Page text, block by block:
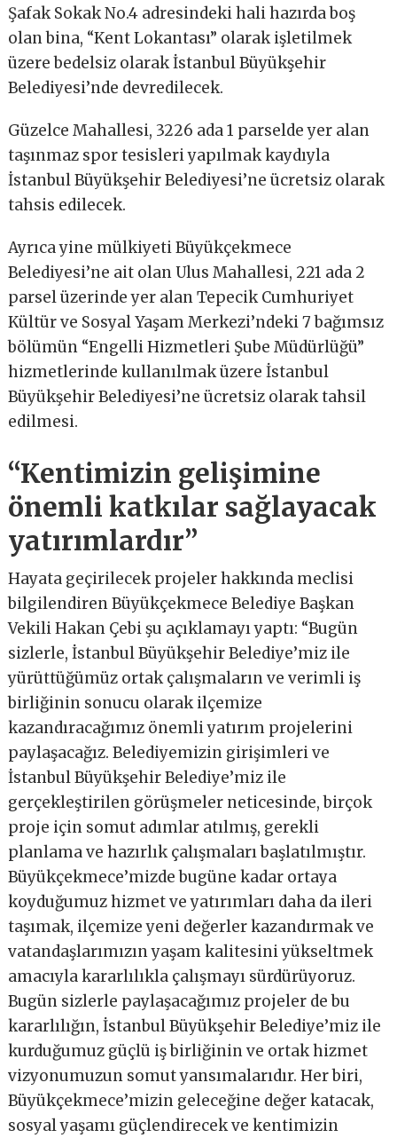
Şafak Sokak No.4 adresindeki hali hazırda boş
olan bina, “Kent Lokantası” olarak işletilmek
üzere bedelsiz olarak İstanbul Büyükşehir
Belediyesi’nde devredilecek.
Güzelce Mahallesi, 3226 ada 1 parselde yer alan
taşınmaz spor tesisleri yapılmak kaydıyla
İstanbul Büyükşehir Belediyesi’ne ücretsiz olarak
tahsis edilecek.
Ayrıca yine mülkiyeti Büyükçekmece
Belediyesi’ne ait olan Ulus Mahallesi, 221 ada 2
parsel üzerinde yer alan Tepecik Cumhuriyet
Kültür ve Sosyal Yaşam Merkezi’ndeki 7 bağımsız
bölümün “Engelli Hizmetleri Şube Müdürlüğü”
hizmetlerinde kullanılmak üzere İstanbul
Büyükşehir Belediyesi’ne ücretsiz olarak tahsil
edilmesi.
“Kentimizin gelişimine
önemli katkılar sağlayacak
yatırımlardır”
Hayata geçirilecek projeler hakkında meclisi
bilgilendiren Büyükçekmece Belediye Başkan
Vekili Hakan Çebi şu açıklamayı yaptı: “Bugün
sizlerle, İstanbul Büyükşehir Belediye’miz ile
yürüttüğümüz ortak çalışmaların ve verimli iş
birliğinin sonucu olarak ilçemize
kazandıracağımız önemli yatırım projelerini
paylaşacağız. Belediyemizin girişimleri ve
İstanbul Büyükşehir Belediye’miz ile
gerçekleştirilen görüşmeler neticesinde, birçok
proje için somut adımlar atılmış, gerekli
planlama ve hazırlık çalışmaları başlatılmıştır.
Büyükçekmece’mizde bugüne kadar ortaya
koyduğumuz hizmet ve yatırımları daha da ileri
taşımak, ilçemize yeni değerler kazandırmak ve
vatandaşlarımızın yaşam kalitesini yükseltmek
amacıyla kararlılıkla çalışmayı sürdürüyoruz.
Bugün sizlerle paylaşacağımız projeler de bu
kararlılığın, İstanbul Büyükşehir Belediye’miz ile
kurduğumuz güçlü iş birliğinin ve ortak hizmet
vizyonumuzun somut yansımalarıdır. Her biri,
Büyükçekmece’mizin geleceğine değer katacak,
sosyal yaşamı güçlendirecek ve kentimizin